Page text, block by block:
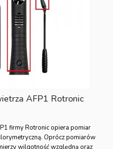
AFP1 Rotronic
firmy Rotronic opiera pomiar
Oprócz pomiarów
wilgotność względną oraz